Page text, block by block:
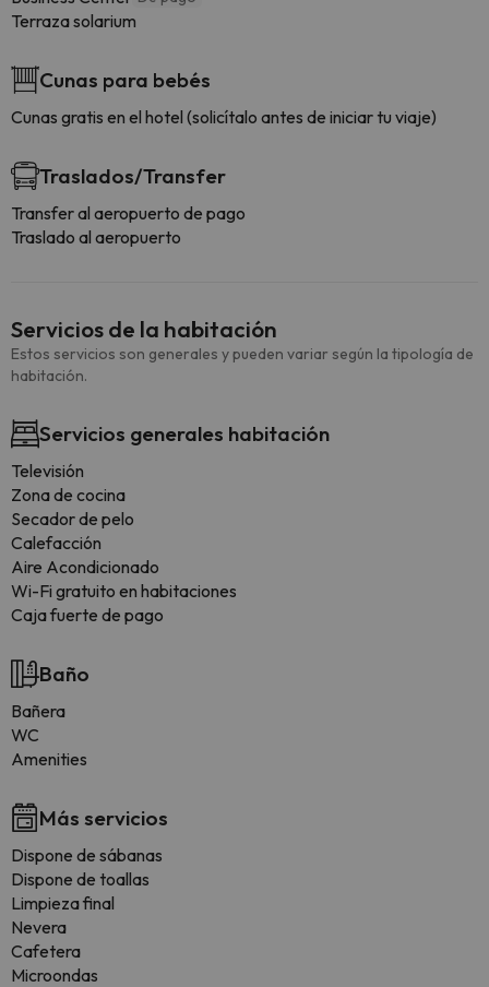
Terraza solarium
Cunas para bebés
Cunas gratis en el hotel (solicítalo antes de iniciar tu viaje)
Traslados/Transfer
Transfer al aeropuerto de pago
Traslado al aeropuerto
Servicios de la habitación
Estos servicios son generales y pueden variar según la tipología de
habitación.
Servicios generales habitación
Televisión
Zona de cocina
Secador de pelo
Calefacción
Aire Acondicionado
Wi-Fi gratuito en habitaciones
Caja fuerte de pago
Baño
Bañera
WC
Amenities
Más servicios
Dispone de sábanas
Dispone de toallas
Limpieza final
Nevera
Cafetera
Microondas